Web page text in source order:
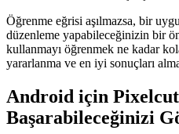
Öğrenme eğrisi aşılmazsa, bir
düzenleme yapabileceğinizin bir
kullanmayı öğrenmek ne kadar
yararlanma ve en iyi sonuçları
Android için
Başarabileceğinizi